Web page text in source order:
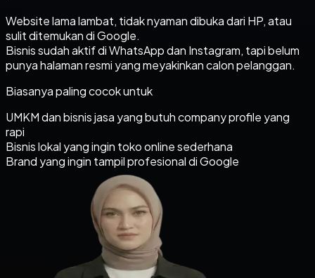
Website lama lambat, tidak nyaman dibuka dari HP, atau
sulit ditemukan di Google.
Bisnis sudah aktif di WhatsApp dan Instagram, tapi belum
punya halaman resmi yang meyakinkan calon pelanggan.
Biasanya paling cocok untuk
UMKM dan bisnis jasa yang butuh company profile yang
rapi
Bisnis lokal yang ingin toko online sederhana
Brand yang ingin tampil profesional di Google